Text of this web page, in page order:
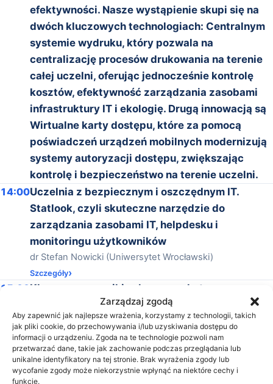
Zarządzaj zgodą
Aby zapewnić jak najlepsze wrażenia, korzystamy z technologii, takich
jak pliki cookie, do przechowywania i/lub uzyskiwania dostępu do
informacji o urządzeniu. Zgoda na te technologie pozwoli nam
przetwarzać dane, takie jak zachowanie podczas przeglądania lub
unikalne identyfikatory na tej stronie. Brak wyrażenia zgody lub
wycofanie zgody może niekorzystnie wpłynąć na niektóre cechy i
funkcje.
efektywności. Nasze wystąpienie skupi się na
dwóch kluczowych technologiach: Centralnym
systemie wydruku, który pozwala na
centralizację procesów drukowania na terenie
całej uczelni, oferując jednocześnie kontrolę
kosztów, efektywność zarządzania zasobami
infrastruktury IT i ekologię. Drugą innowacją są
Wirtualne karty dostępu, które za pomocą
poświadczeń urządzeń mobilnych modernizują
systemy autoryzacji dostępu, zwiększając
kontrolę i bezpieczeństwo na terenie uczelni.
14:00Uczelnia z bezpiecznym i oszczędnym IT.
Statlook, czyli skuteczne narzędzie do
zarządzania zasobami IT, helpdesku i
monitoringu użytkowników
dr Stefan Nowicki (Uniwersytet Wrocławski)
Szczegóły
15:00 Kluczowe czynniki sukcesu w skutecznym
wdrożeniu e-learningu na uczelni wyższej
Łukasz Fojutowski (Fundacja Rozwoju, Edukacji i
Technologii)
Szczegóły
15:30Zakończenie konferencji